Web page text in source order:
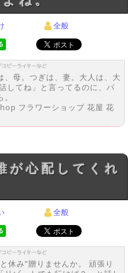
全般
母。つぎは、妻。大人は、大
してね」と言ってるのに、パ
フラワーショップ 花屋 花
全般
休み”贈りませんか。 頑張り